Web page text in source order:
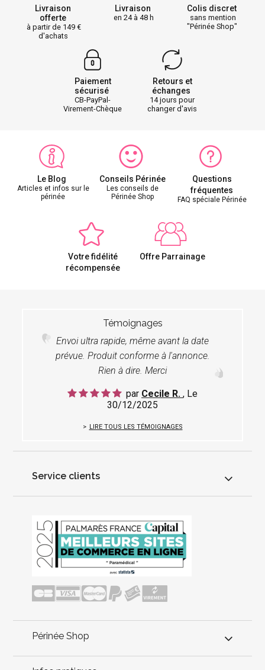
Livraison
offerte
à partir de 149
d'achats
Livraison
en 24 à 48 h
Colis discret
sans mention
"Périnée Shop"
Paiement
sécurisé
CB-PayPal-
Virement-Chèque
Retours et
échanges
14 jours pour
changer d'avis
Le Blog
Articles et infos sur le
périnée
Conseils Périnée
Les conseils de
Périnée Shop
Questions
fréquentes
FAQ spéciale Périnée
Votre fidélité
récompensée
Offre Parrainage
Témoignages
Envoi ultra rapide, même avant la date
prévue. Produit conforme à l'annonce.
Rien à dire. Merci
par Cecile R. , Le
30/12/2025
LIRE TOUS LES TÉMOIGNAGES
Service clients
Périnée Shop